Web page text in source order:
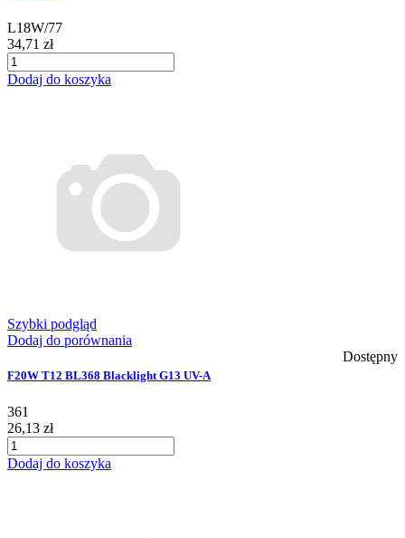
L18W/77
34,71 zł
Dodaj do koszyka
Szybki podgląd
Dodaj do porównania
Dostępny
F20W T12 BL368 Blacklight G13 UV-A
361
26,13 zł
Dodaj do koszyka